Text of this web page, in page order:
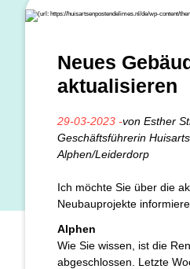
Neues
aktualisieren
29-03-2023 -von Esther
Geschäftsführerin
Alphen/Leiderdorp
Ich möchte Sie über die
Neubauprojekte
Alphen
Wie Sie wissen, ist die
abgeschlossen. Letzte